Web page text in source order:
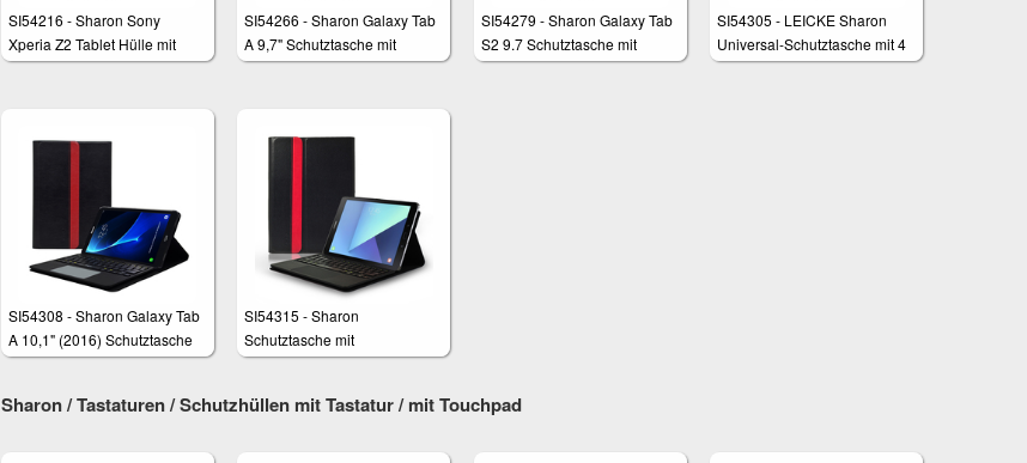
SI54216 - Sharon Sony
Xperia Z2 Tablet Hülle mit
magnetisch befestigter
SI54266 - Sharon Galaxy Tab
A 9,7" Schutztasche mit
herausnehmbarer Tastatur
SI54279 - Sharon Galaxy Tab
S2 9.7 Schutztasche mit
herausnehmbarer Tastatur
SI54305 - LEICKE Sharon
Universal-Schutztasche mit 4
in 1 Multitouch Bluetooth -
SI54308 - Sharon Galaxy Tab
A 10,1" (2016) Schutztasche
mit herausnehmbarer Tastatur
Touchpad
SI54315 - Sharon
Schutztasche mit
herausnehmbarer Bluetooth
Samsung Galaxy Tab S3 9.7,
Sharon / Tastaturen / Schutzhüllen mit Tastatur / mit Touchpad